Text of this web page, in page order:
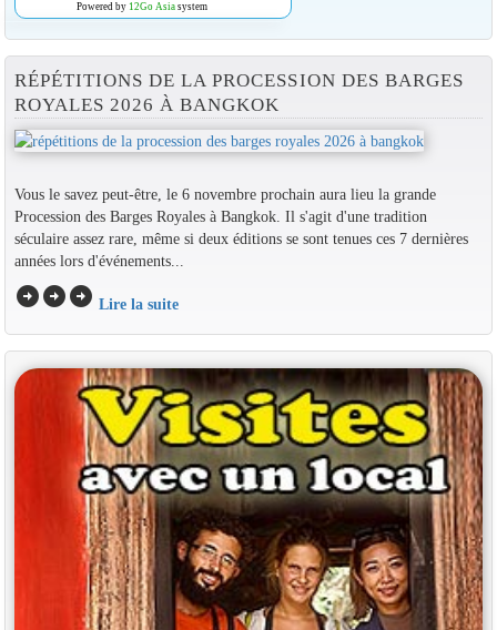
Powered by 12Go Asiasystem
RÉPÉTITIONS DE LA PROCESSION DES BARGES
ROYALES 2026 À BANGKOK
Vous le savez peut-être, le 6 novembre prochain aura lieu la grande
Procession des Barges Royales à Bangkok. Il s'agit d'une tradition
séculaire assez rare, même si deux éditions se sont tenues ces 7 dernières
années lors d'événements...
arrow_circle_rightarrow_circle_rightarrow_circle_right Lire la suite